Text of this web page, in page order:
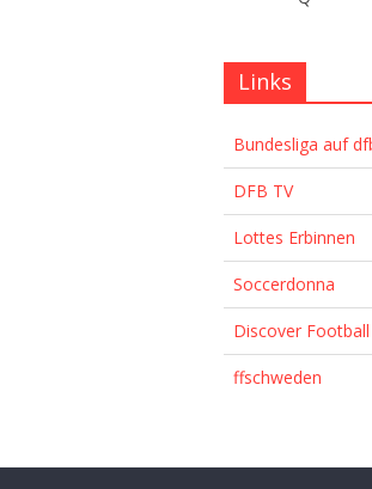
Links
Bundesliga auf
DFB TV
Lottes Erbinnen
Soccerdonna
Discover Football
ffschweden